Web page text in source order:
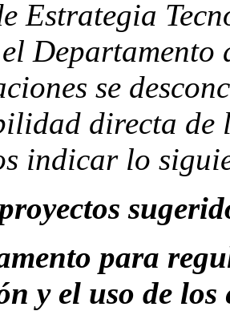
Estrategia
Departamento
se
directa de
indicar lo
para
y el uso de los